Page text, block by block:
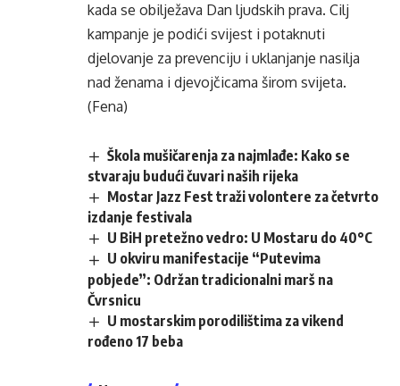
kada se obilježava Dan ljudskih prava. Cilj
kampanje je podići svijest i potaknuti
djelovanje za prevenciju i uklanjanje nasilja
nad ženama i djevojčicama širom svijeta.
(Fena)
Škola mušičarenja za najmlađe: Kako se
stvaraju budući čuvari naših rijeka
Mostar Jazz Fest traži volontere za četvrto
izdanje festivala
U BiH pretežno vedro: U Mostaru do 40°C
U okviru manifestacije “Putevima
pobjede”: Održan tradicionalni marš na
Čvrsnicu
U mostarskim porodilištima za vikend
rođeno 17 beba